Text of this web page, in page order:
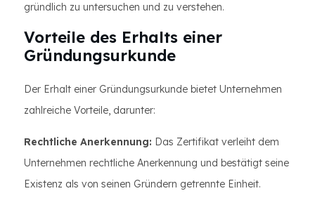
gründlich zu untersuchen und zu verstehen.
Vorteile des Erhalts einer
Gründungsurkunde
Der Erhalt einer Gründungsurkunde bietet Unternehmen
zahlreiche Vorteile, darunter:
Rechtliche Anerkennung: Das Zertifikat verleiht dem
Unternehmen rechtliche Anerkennung und bestätigt seine
Existenz als von seinen Gründern getrennte Einheit.